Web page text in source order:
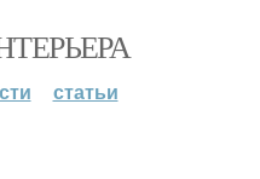
статьи